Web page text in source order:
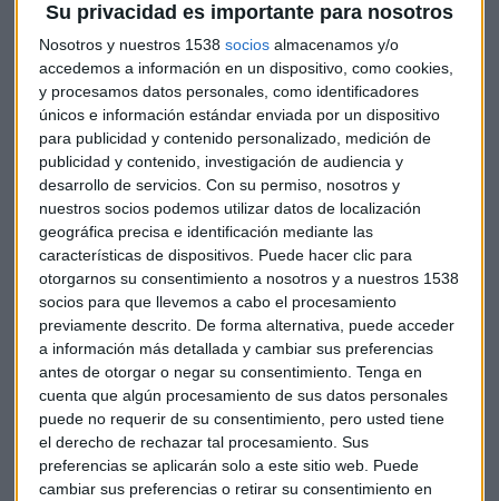
Su privacidad es importante para nosotros
Nosotros y nuestros 1538 socios almacenamos y/o
accedemos a información en un dispositivo, como cookies,
y procesamos datos personales, como identificadores
únicos e información estándar enviada por un dispositivo
para publicidad y contenido personalizado, medición de
publicidad y contenido, investigación de audiencia y
desarrollo de servicios. Con su permiso, nosotros y
nuestros socios podemos utilizar datos de localización
geográfica precisa e identificación mediante las
características de dispositivos. Puede hacer clic para
otorgarnos su consentimiento a nosotros y a nuestros 1538
socios para que llevemos a cabo el procesamiento
previamente descrito. De forma alternativa, puede acceder
a información más detallada y cambiar sus preferencias
antes de otorgar o negar su consentimiento. Tenga en
cuenta que algún procesamiento de sus datos personales
puede no requerir de su consentimiento, pero usted tiene
el derecho de rechazar tal procesamiento. Sus
preferencias se aplicarán solo a este sitio web. Puede
cambiar sus preferencias o retirar su consentimiento en
Previsiones
Sobre lainflación,apuntan que la evolución de los precios
es más favorable en España que en el resto de la zona euro,
por lo que mantienen su previsión del IPC en el entorno del
3% al final de este año.
También han revistado a la baja su estimación de la
parohasta el 11,8% y mantienen la previsión deldéficit en
el 4,4%.
Por último han destacado quela ratio de deuda
respecto al PIB irá reduciéndose y esperan que pueda
situarse, a final de año, entorno al 110,5%. Debido al
aumento de recaudación y al incremento de las
cotizaciones por el buen comportamiento del empleo